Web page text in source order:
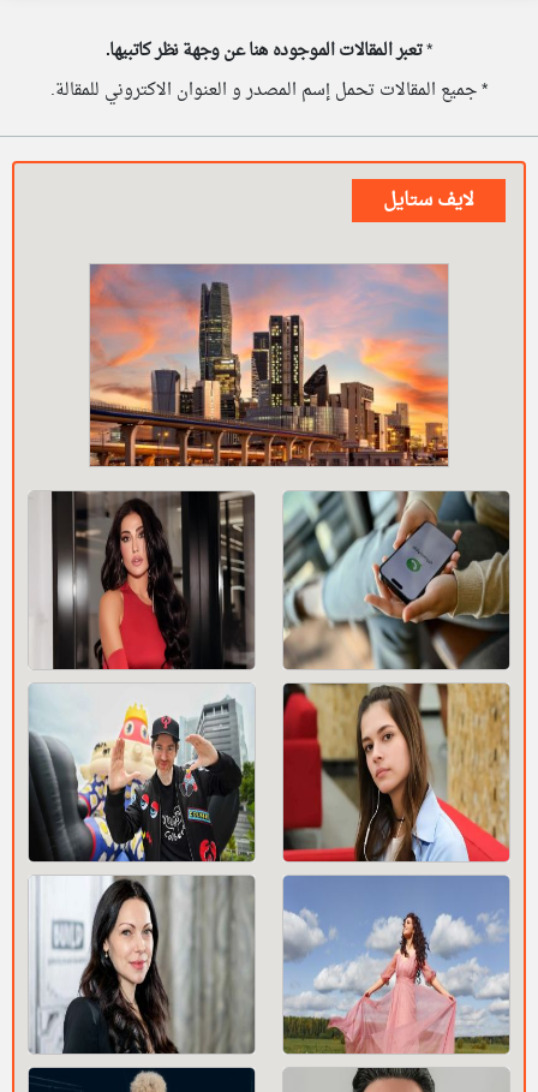
*تعبر المقالات الموجوده هنا عن وجهة نظر كاتبيها.
* جميع المقالات تحمل إسم المصدر و العنوان الاكتروني للمقالة.
لايف ستايل